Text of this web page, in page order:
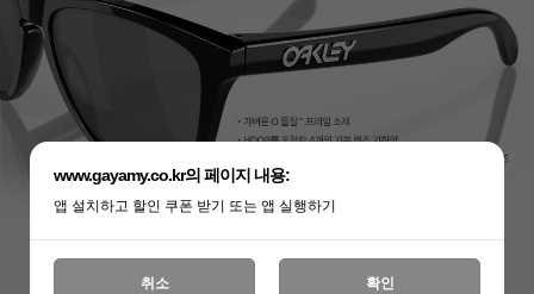
www.gayamy.co.kr의 페이지 내용:
앱 설치하고 할인 쿠폰 받기 또는 앱 실행하기
취소 확인